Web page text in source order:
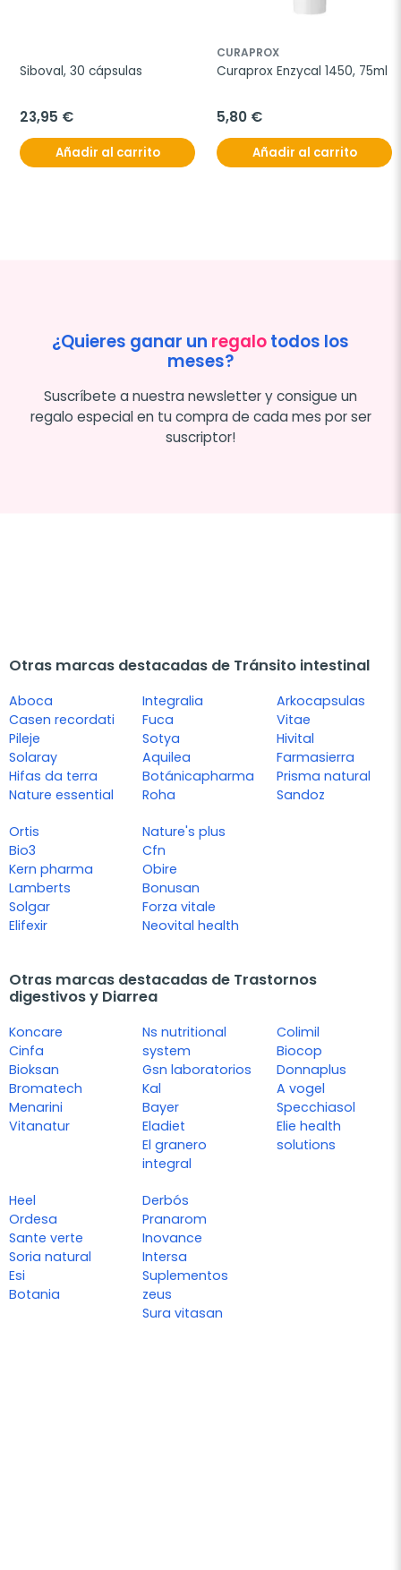
Siboval, 30 cápsulas
23,95 €
Añadir al carrito
CURAPROX
Curaprox Enzycal 1450, 75ml
5,80 €
Añadir al carrito
¿Quieres ganar un regalotodos los
meses?
Suscríbete a nuestra newsletter y consigue un
regalo especial en tu compra de cada mes por ser
suscriptor!
Otras marcas destacadas de Tránsito intestinal
Aboca
Casen recordati
Pileje
Solaray
Hifas da terra
Nature essential
Integralia
Fuca
Sotya
Aquilea
Botánicapharma
Roha
Arkocapsulas
Vitae
Hivital
Farmasierra
Prisma natural
Sandoz
Ortis
Bio3
Kern pharma
Lamberts
Solgar
Elifexir
Nature's plus
Cfn
Obire
Bonusan
Forza vitale
Neovital health
Otras marcas destacadas de Trastornos
digestivos y Diarrea
Koncare
Cinfa
Bioksan
Bromatech
Menarini
Vitanatur
Ns nutritional
system
Gsn laboratorios
Kal
Bayer
Eladiet
El granero
integral
Colimil
Biocop
Donnaplus
A vogel
Specchiasol
Elie health
solutions
Heel
Ordesa
Sante verte
Soria natural
Esi
Botania
Derbós
Pranarom
Inovance
Intersa
Suplementos
zeus
Sura vitasan